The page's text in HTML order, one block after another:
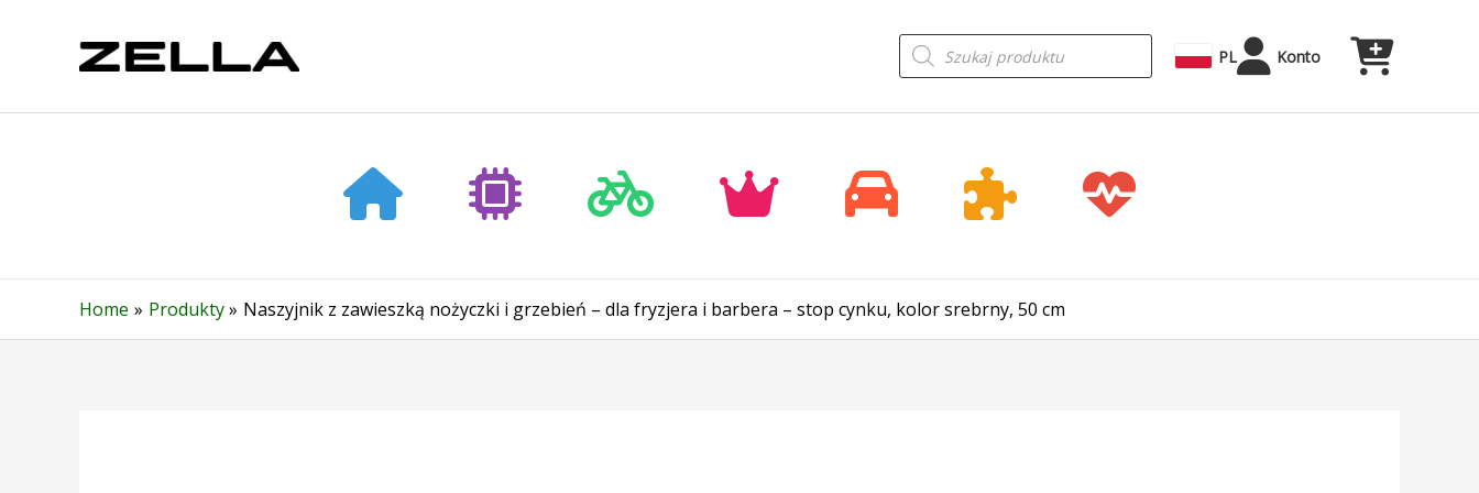
Wyszukiwarka
produktów PL Konto
Home Produkty Naszyjnik z zawieszką nożyczki i grzebień – dla fryzjera i barbera – stop cynku, kolor srebrny, 50 cm